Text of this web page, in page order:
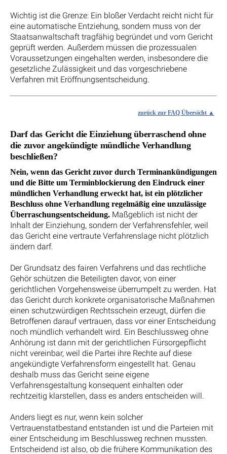
Wichtig ist die Grenze: Ein bloßer Verdacht reicht nicht für
eine automatische Entziehung, sondern muss von der
Staatsanwaltschaft tragfähig begründet und vom Gericht
geprüft werden. Außerdem müssen die prozessualen
Voraussetzungen eingehalten werden, insbesondere die
gesetzliche Zulässigkeit und das vorgeschriebene
Verfahren mit Eröffnungsentscheidung.
zurück zur FAQ Übersicht
Darf das Gericht die Einziehung überraschend ohne
die zuvor angekündigte mündliche Verhandlung
beschließen?
Nein, wenn das Gericht zuvor durch Terminankündigungen
und die Bitte um Terminblockierung den Eindruck einer
mündlichen Verhandlung erweckt hat, ist ein plötzlicher
Beschluss ohne Verhandlung regelmäßig eine unzulässige
Überraschungsentscheidung. Maßgeblich ist nicht der
Inhalt der Einziehung, sondern der Verfahrensfehler, weil
das Gericht eine vertraute Verfahrenslage nicht plötzlich
ändern darf.
Der Grundsatz des fairen Verfahrens und das rechtliche
Gehör schützen die Beteiligten davor, von einer
gerichtlichen Vorgehensweise überrumpelt zu werden. Hat
das Gericht durch konkrete organisatorische Maßnahmen
einen schutzwürdigen Rechtsschein erzeugt, dürfen die
Betroffenen darauf vertrauen, dass vor einer Entscheidung
noch mündlich verhandelt wird. Ein Beschlussweg ohne
Anhörung ist dann mit der gerichtlichen Fürsorgepflicht
nicht vereinbar, weil die Partei ihre Rechte auf diese
angekündigte Verfahrensform eingestellt hat. Genau
deshalb muss das Gericht seine eigene
Verfahrensgestaltung konsequent einhalten oder
rechtzeitig klarstellen, dass es anders entscheiden will.
Anders liegt es nur, wenn kein solcher
Vertrauenstatbestand entstanden ist und die Parteien mit
einer Entscheidung im Beschlussweg rechnen mussten.
Entscheidend ist also, ob die frühere Kommunikation des